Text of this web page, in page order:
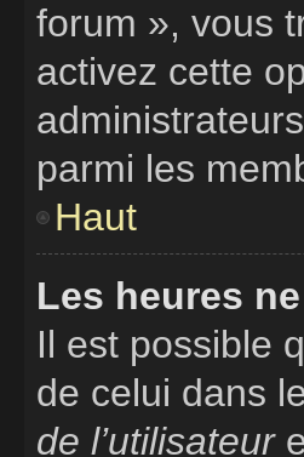
forum », vous
activez cette
parmi les
Haut
Les heures
Il est possible
de celui dans
de l’utilisateur